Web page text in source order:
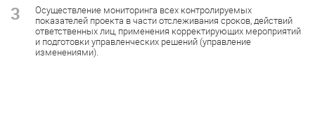
3
Осуществление мониторинга всех контролируемых
показателей проекта в части отслеживания сроков, действий
ответственных лиц, применения корректирующих мероприятий
и подготовки управленческих решений (управление
изменениями).